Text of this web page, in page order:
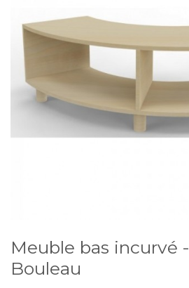
Meuble bas incurvé -
Bouleau